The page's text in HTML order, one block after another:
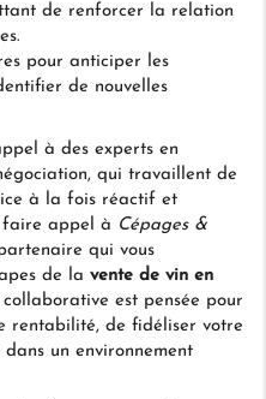
de renforcer la relation
pour anticiper les
de nouvelles
à des experts en
qui travaillent de
à la fois réactif et
faire appel à Cépages &
qui vous
de la vente de vin en
est pensée pour
rentabilité, de fidéliser votre
un environnement